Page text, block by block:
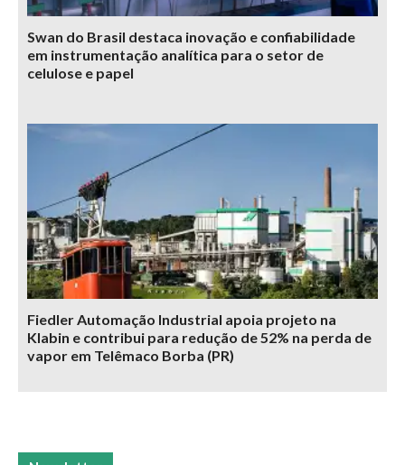
Swan do Brasil destaca inovação e confiabilidade
em instrumentação analítica para o setor de
celulose e papel
Fiedler Automação Industrial apoia projeto na
Klabin e contribui para redução de 52% na perda de
vapor em Telêmaco Borba (PR)